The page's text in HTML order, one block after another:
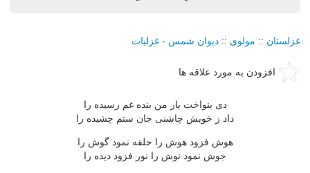
غزلستان :: مولوی :: دیوان شمس - غزلیات
افزودن به مورد علاقه ها
دی بنواخت یار من بنده غم رسیده را
داد ز خویش چاشنی جان ستم چشیده را
هوش فزود هوش را حلقه نمود گوش را
جوش نمود نوش را نور فزود دیده را